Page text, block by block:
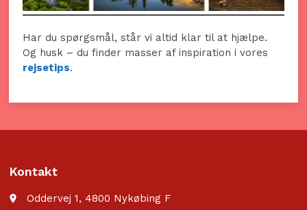
Har du spørgsmål, står vi altid klar til at hjælpe.
Og husk – du finder masser af inspiration i vores
rejsetips.
Kontakt
place Oddervej 1, 4800 Nykøbing F